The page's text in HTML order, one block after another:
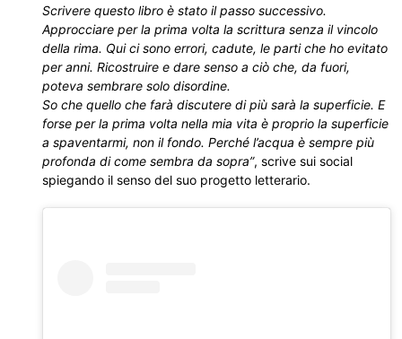
Scrivere questo libro è stato il passo successivo.
Approcciare per la prima volta la scrittura senza il vincolo
della rima. Qui ci sono errori, cadute, le parti che ho evitato
per anni. Ricostruire e dare senso a ciò che, da fuori,
poteva sembrare solo disordine.
So che quello che farà discutere di più sarà la superficie. E
forse per la prima volta nella mia vita è proprio la superficie
a spaventarmi, non il fondo. Perché l’acqua è sempre più
profonda di come sembra da sopra”, scrive sui social
spiegando il senso del suo progetto letterario.